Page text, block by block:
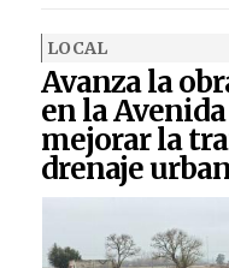
LOCAL
Avanza la
en la
mejorar la
drenaje